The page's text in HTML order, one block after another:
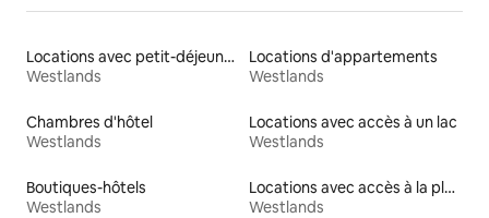
Locations avec petit-déjeuner
Westlands
Locations d'appartements
Westlands
Chambres d'hôtel
Westlands
Locations avec accès à un lac
Westlands
Boutiques-hôtels
Westlands
Locations avec accès à la plage
Westlands